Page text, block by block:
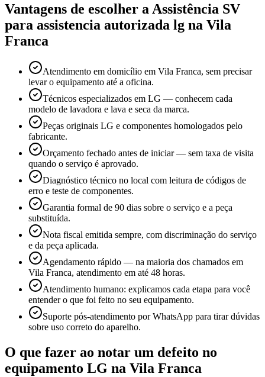
Vantagens de escolher a Assistência SV
para assistencia autorizada lg na Vila
Franca
Atendimento em domicílio em Vila Franca, sem precisar
levar o equipamento até a oficina.
Técnicos especializados em LG — conhecem cada
modelo de lavadora e lava e seca da marca.
Peças originais LG e componentes homologados pelo
fabricante.
Orçamento fechado antes de iniciar — sem taxa de visita
quando o serviço é aprovado.
Diagnóstico técnico no local com leitura de códigos de
erro e teste de componentes.
Garantia formal de 90 dias sobre o serviço e a peça
substituída.
Nota fiscal emitida sempre, com discriminação do serviço
e da peça aplicada.
Agendamento rápido — na maioria dos chamados em
Vila Franca, atendimento em até 48 horas.
Atendimento humano: explicamos cada etapa para você
entender o que foi feito no seu equipamento.
Suporte pós-atendimento por WhatsApp para tirar dúvidas
sobre uso correto do aparelho.
O que fazer ao notar um defeito no
equipamento LG na Vila Franca